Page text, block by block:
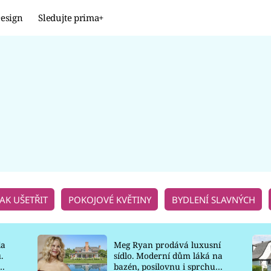
Sledujte prima+
UŠETŘIT POKOJOVÉ KVĚTINY BYDLENÍ SLAVNÝCH
Meg Ryan prodává luxusní
sídlo. Moderní dům láká na
bazén, posilovnu i sprchu